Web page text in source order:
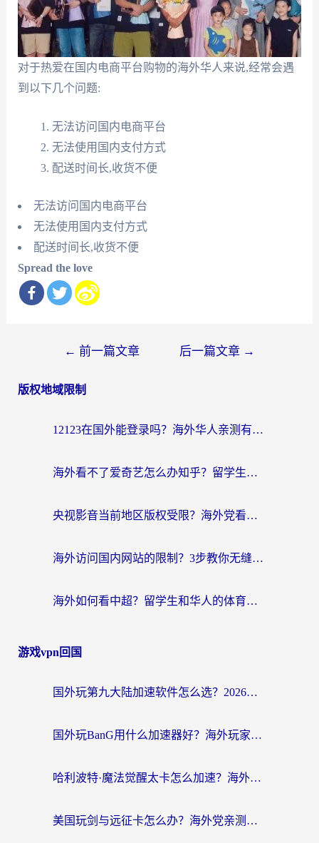
对于热爱在国内电商平台购物的海外华人来说,经常会遇
到以下几个问题:
无法访问国内电商平台
无法使用国内支付方式
配送时间长,收货不便
无法访问国内电商平台
无法使用国内支付方式
配送时间长,收货不便
Spread the love
导
← 前一篇文章 后一篇文章 →
版权地域限制
12123在国外能登录吗？海外华人亲测有效的回国加速器选择指南
海外看不了爱奇艺怎么办知乎？留学生亲测有效的回国加速方案
央视影音当前地区版权受限？海外党看国内剧、追电视台的终极解决方案
海外访问国内网站的限制？3步教你无缝解锁国内资源（附实测最优工具）
海外如何看中超？留学生和华人的体育赛事观看终极指南（附欧洲杯奥运会观看技巧）
游戏vpn回国
国外玩第九大陆加速软件怎么选？2026终极指南帮你告别延迟卡顿
国外玩BanG用什么加速器好？海外玩家亲测的国服游戏加速终极方案
哈利波特·魔法觉醒太卡怎么加速？海外党亲测有效的国服游戏加速指南
美国玩剑与远征卡怎么办？海外党亲测有效的国服游戏加速指南